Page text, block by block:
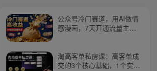
公众号冷门赛道，用AI做情
感漫画，7天开通流量主，
淘高客单私房课：高客单成
交的3个核心基础，1个实操